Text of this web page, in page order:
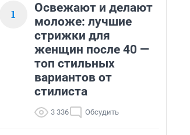
1
Освежают и делают
моложе: лучшие
стрижки для
женщин после 40 —
топ стильных
вариантов от
стилиста
3 336 Обсудить